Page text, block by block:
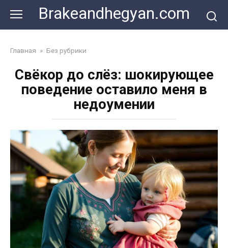
content
Brakeandhegyan.com
Главная » Без рубрики
Свёкор до слёз: шокирующее
поведение оставило меня в
недоумении